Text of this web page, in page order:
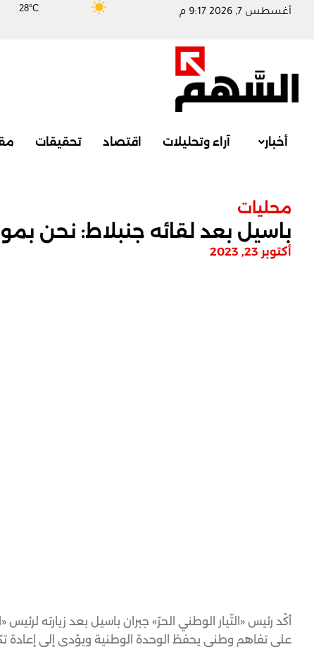
28°C أغسطس 7, 2026 9:17 م
أخبار آراء وتحليلات اقتصاد تحقيقات
محليات
باسيل بعد لقائه جنبلاط: نحن
أكتوبر 23, 2023
أكّد رئيس «التّيار الوطني الحرّ» جبران باسيل بعد زيارته
على تفاهم وطني يحفظ الوحدة الوطنية ويؤدي إلى إعادة